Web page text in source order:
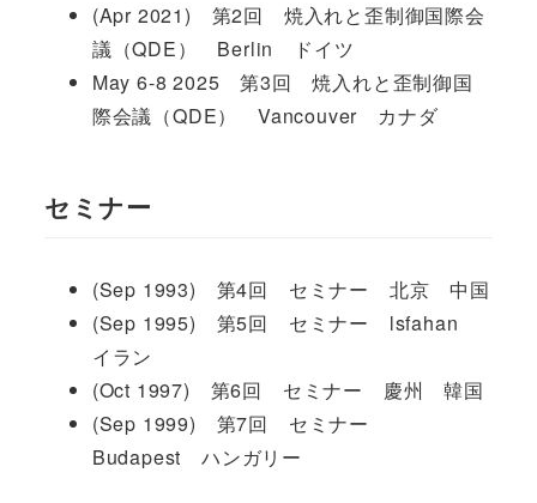
(Apr 2021) 第2回 焼入れと歪制御国際会
議（QDE） Berlin ドイツ
May 6-8 2025 第3回 焼入れと歪制御国
際会議（QDE） Vancouver カナダ
セミナー
(Sep 1993) 第4回 セミナー 北京 中国
(Sep 1995) 第5回 セミナー lsfahan
イラン
(Oct 1997) 第6回 セミナー 慶州 韓国
(Sep 1999) 第7回 セミナー
Budapest ハンガリー